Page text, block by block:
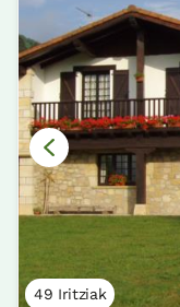
49 Iritziak